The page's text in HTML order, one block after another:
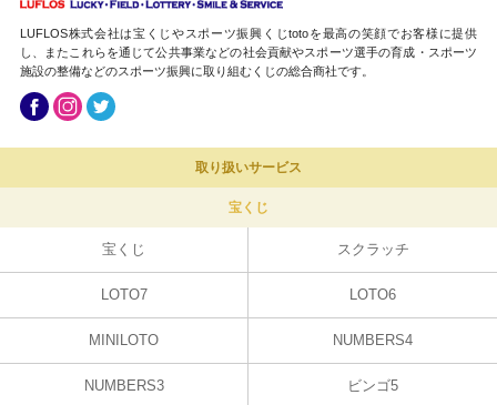
300円 大的中しました！
2025.09.12
全1064回サマージャンボ抽選結果【フレスポ稲毛】2等 100万円 的中しま
した！
2025.08.29
全1064回サマージャンボ抽選結果【有楽町】2等 100万円 5本的中しまし
LUFLOS株式会社は宝くじやスポーツ振興くじtotoを最高の笑顔でお客様に提供
し、またこれらを通じて公共事業などの社会貢献やスポーツ選手の育成・スポーツ
施設の整備などのスポーツ振興に取り組むくじの総合商社です。
取り扱いサービス
宝くじ
宝くじ スクラッチ
LOTO7 LOTO6
MINILOTO NUMBERS4
NUMBERS3 ビンゴ5